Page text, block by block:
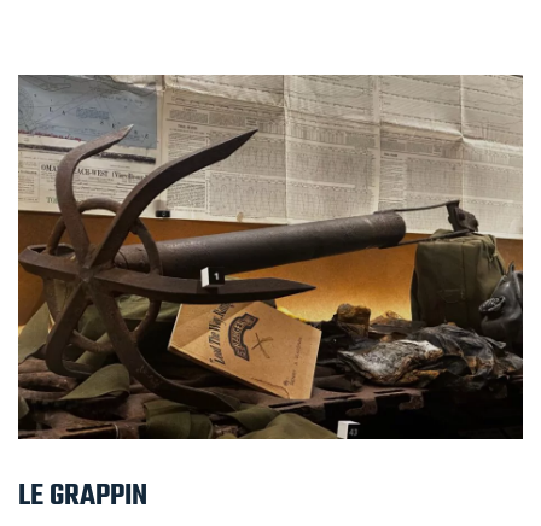
LE GRAPPIN